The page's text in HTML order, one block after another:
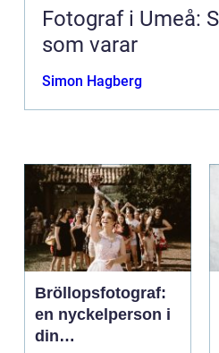
Fotograf i Umeå:
som varar
Simon Hagberg
Bröllopsfotograf:
en nyckelperson i
din